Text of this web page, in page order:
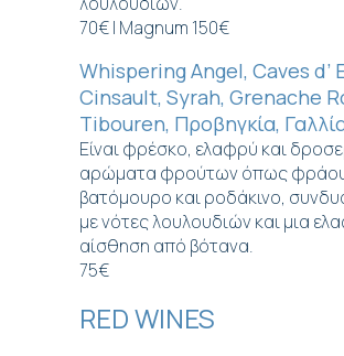
70€ | Magnum 150€
Whispering Angel, Caves d’
Cinsault, Syrah, Grenache
Tibouren, Προβηγκία,
Είναι φρέσκο, ελαφρύ και
αρώματα φρούτων όπως
βατόμουρο και ροδάκινο,
με νότες λουλουδιών και μια
αίσθηση από βότανα.
75€
RED WINES